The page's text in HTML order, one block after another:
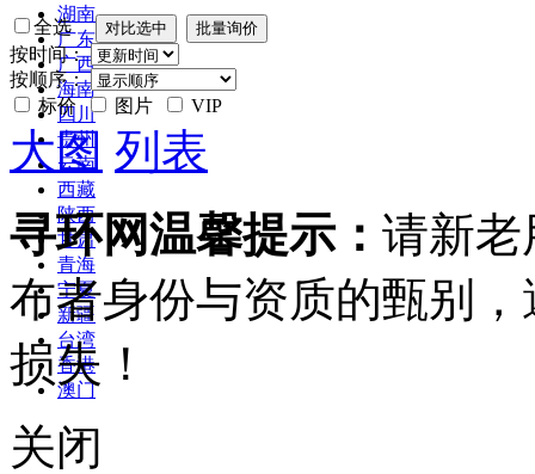
湖南
广东
广西
海南
四川
贵州
云南
西藏
陕西
甘肃
青海
宁夏
新疆
台湾
香港
澳门
全选
按时间：
按顺序：
标价
图片 VIP
大图 列表
寻环网温馨提示： 请新老
布者身份与资质的甄别
损失！
关闭